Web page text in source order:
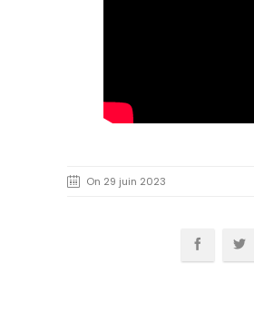
On 29 juin 2023